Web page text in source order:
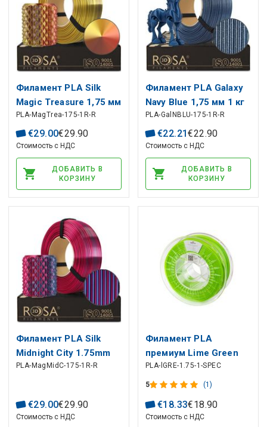
Филамент PLA Silk
Magic Treasure 1,75 мм
1 кг пополнение
Rosa3D
PLA-MagTrea-175-1R-R
€29.00€29.90
Стоимость с НДС
ДОБАВИТЬ В
КОРЗИНУ
Филамент PLA Galaxy
Navy Blue 1,75 мм 1 кг
пополнение Rosa3D
PLA-GalNBLU-175-1R-R
€22.21€22.90
Стоимость с НДС
ДОБАВИТЬ В
КОРЗИНУ
Филамент PLA Silk
Midnight City 1.75mm
1kg refill Rosa3D
PLA-MagMidC-175-1R-R
€29.00€29.90
Стоимость с НДС
Филамент PLA
премиум Lime Green
1кг Spectrum
PLA-lGRE-1.75-1-SPEC
5 (1)
€18.33€18.90
Стоимость с НДС